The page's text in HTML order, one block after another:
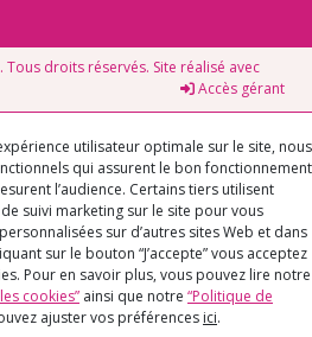
droits réservés. Site réalisé avec
Accès gérant
utilisateur optimale sur le site, nous
qui assurent le bon fonctionnement
l’audience. Certains tiers utilisent
suivi marketing sur le site pour vous
sur d’autres sites Web et dans
sur le bouton “J’accepte” vous acceptez
Pour en savoir plus, vous pouvez lire notre
cookies” ainsi que notre “Politique de
ajuster vos préférences ici.